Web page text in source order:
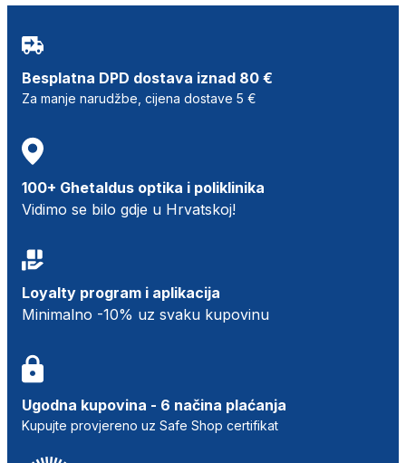
Besplatna DPD dostava iznad 80 €
Za manje narudžbe, cijena dostave 5 €
100+ Ghetaldus optika i poliklinika
Vidimo se bilo gdje u Hrvatskoj!
Loyalty program i aplikacija
Minimalno -10% uz svaku kupovinu
Ugodna kupovina - 6 načina plaćanja
Kupujte provjereno uz Safe Shop certifikat